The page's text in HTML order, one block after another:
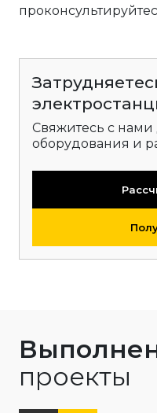
Свяжитесь с
оборудования и
проекты